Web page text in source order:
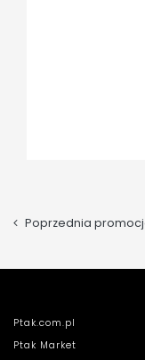
Poprzednia
Ptak.com.pl
Ptak Market